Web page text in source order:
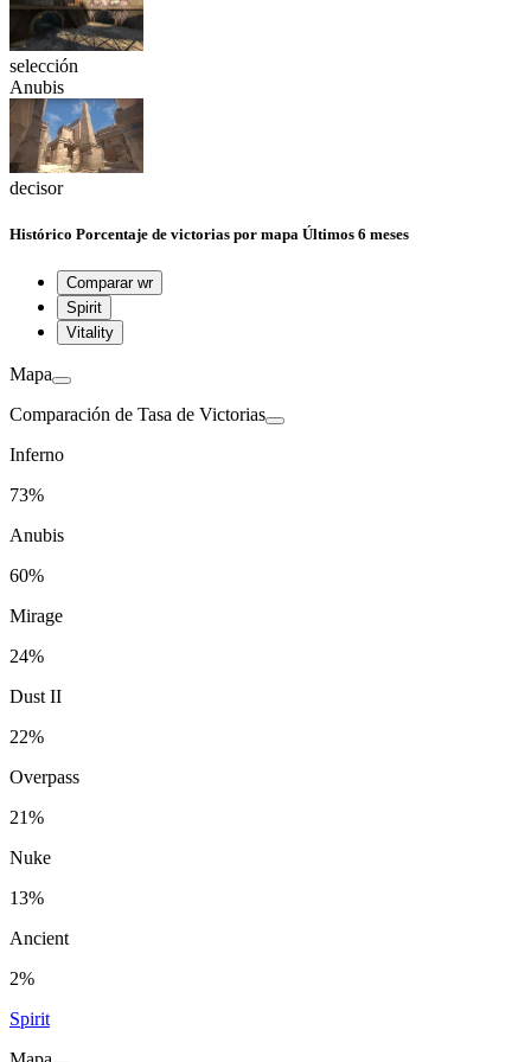
selección
Anubis
decisor
Histórico Porcentaje de victorias por mapa Últimos 6 meses
Comparar wr
Spirit
Vitality
Mapa
Comparación de Tasa de Victorias
Inferno
73%
Anubis
60%
Mirage
24%
Dust II
22%
Overpass
21%
Nuke
13%
Ancient
2%
Spirit